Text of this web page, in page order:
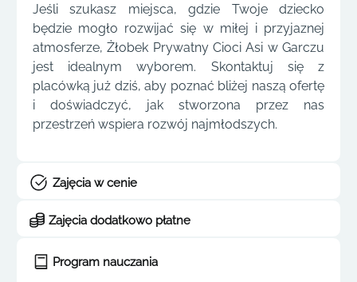
Jeśli szukasz miejsca, gdzie Twoje dziecko
będzie mogło rozwijać się w miłej i przyjaznej
atmosferze, Żłobek Prywatny Cioci Asi w Garczu
jest idealnym wyborem. Skontaktuj się z
placówką już dziś, aby poznać bliżej naszą ofertę
i doświadczyć, jak stworzona przez nas
przestrzeń wspiera rozwój najmłodszych.
Zajęcia w cenie
Zajęcia dodatkowo płatne
Program nauczania